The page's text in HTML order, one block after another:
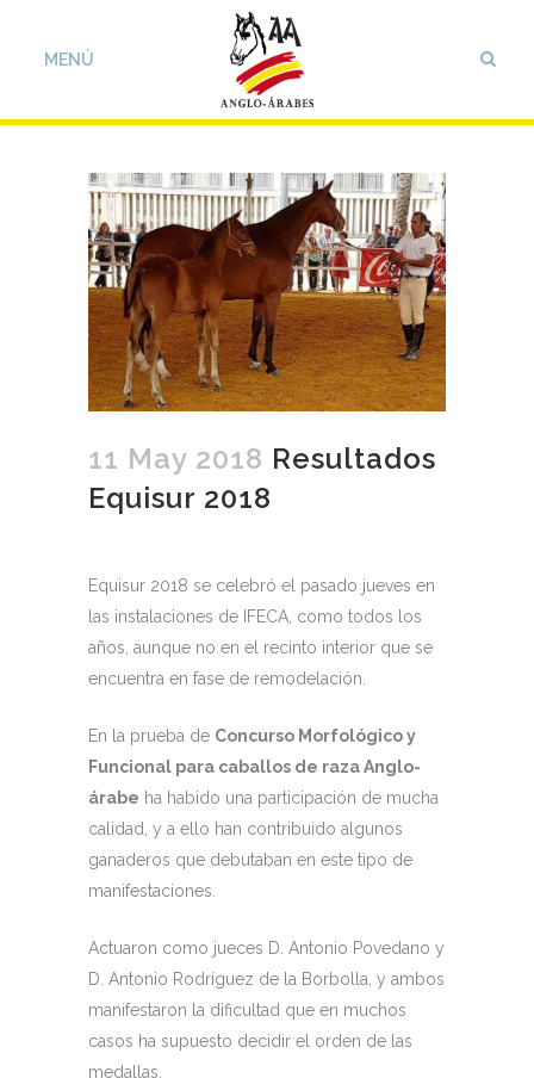
11 May 2018 Resultados
Equisur 2018
Equisur 2018 se celebró el pasado jueves en
las instalaciones de IFECA, como todos los
años, aunque no en el recinto interior que se
encuentra en fase de remodelación.
En la prueba de Concurso Morfológico y
Funcional para caballos de raza Anglo-
árabe ha habido una participación de mucha
calidad, y a ello han contribuido algunos
ganaderos que debutaban en este tipo de
manifestaciones.
Actuaron como jueces D. Antonio Povedano y
D. Antonio Rodríguez de la Borbolla, y ambos
manifestaron la dificultad que en muchos
casos ha supuesto decidir el orden de las
medallas.